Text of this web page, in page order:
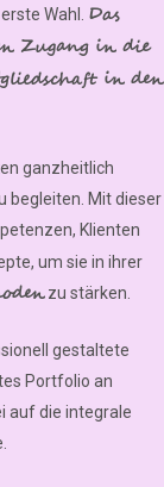
Wahl. Das
Zugang in die
in den
ganzheitlich
begleiten. Mit dieser
Klienten
um sie in ihrer
zu stärken.
gestaltete
Portfolio an
auf die integrale